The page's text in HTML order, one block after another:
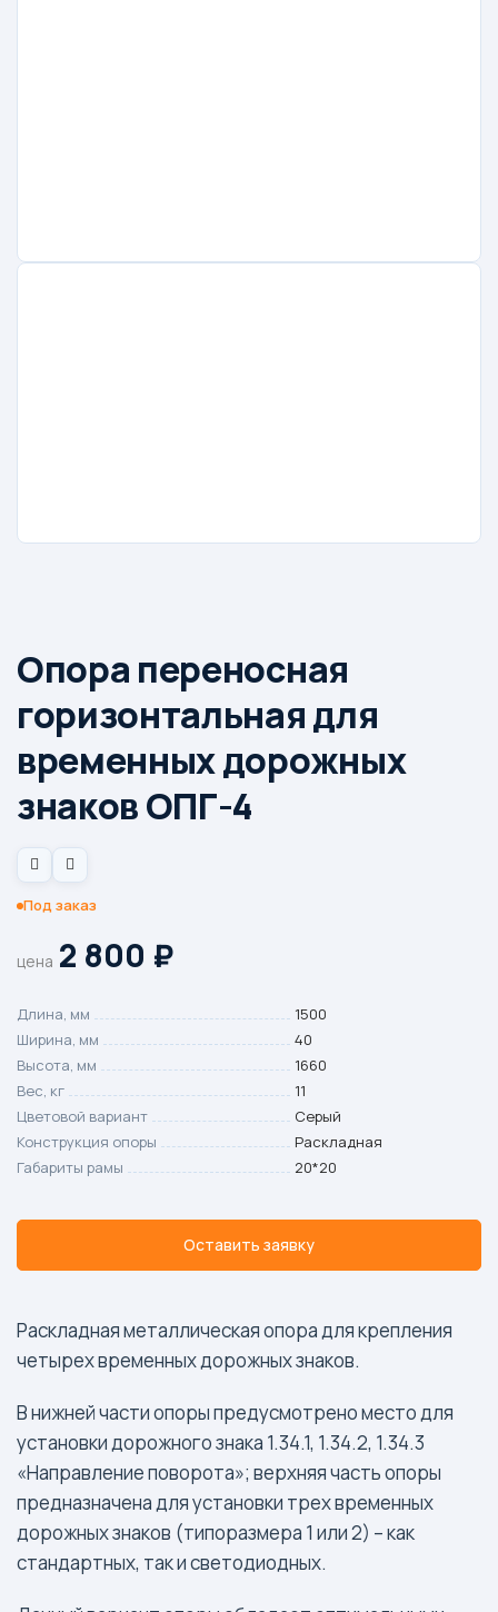
Опора переносная
горизонтальная для
временных дорожных
знаков ОПГ-4
Под заказ
цена 2 800 ₽
Длина, мм
1500
Ширина, мм
40
Высота, мм
1660
Вес, кг
11
Цветовой вариант
Серый
Конструкция опоры
Раскладная
Габариты рамы
20*20
Оставить заявку
Раскладная металлическая опора для крепления
четырех временных дорожных знаков.
В нижней части опоры предусмотрено место для
установки дорожного знака 1.34.1, 1.34.2, 1.34.3
«Направление поворота»; верхняя часть опоры
предназначена для установки трех временных
дорожных знаков (типоразмера 1 или 2) – как
стандартных, так и светодиодных.